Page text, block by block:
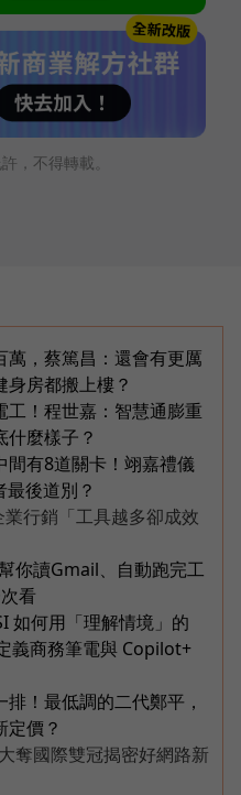
，不得轉載。
，蔡篤昌：還會有更厲
房都搬上樓？
！程世嘉：智慧通膨重
什麼樣子？
間有8道關卡！翊嘉禮儀
後道別？
行銷「工具越多卻成效
你讀Gmail、自動跑完工
看
如何用「理解情境」的
義商務筆電與 Copilot+
！最低調的二代鄭平，
定價？
奪國際雙冠揭密好網路新